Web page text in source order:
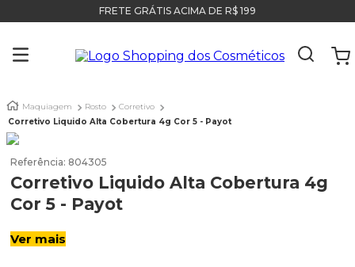
FRETE GRÁTIS ACIMA DE R$ 199
Maquiagem Rosto
Corretivo
Corretivo Liquido Alta Cobertura 4g Cor 5 - Payot
Referência: 804305
Corretivo Liquido Alta Cobertura 4g
Cor 5 - Payot
Ver mais